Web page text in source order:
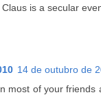
is a secular
14 de outubro de
most of your friends